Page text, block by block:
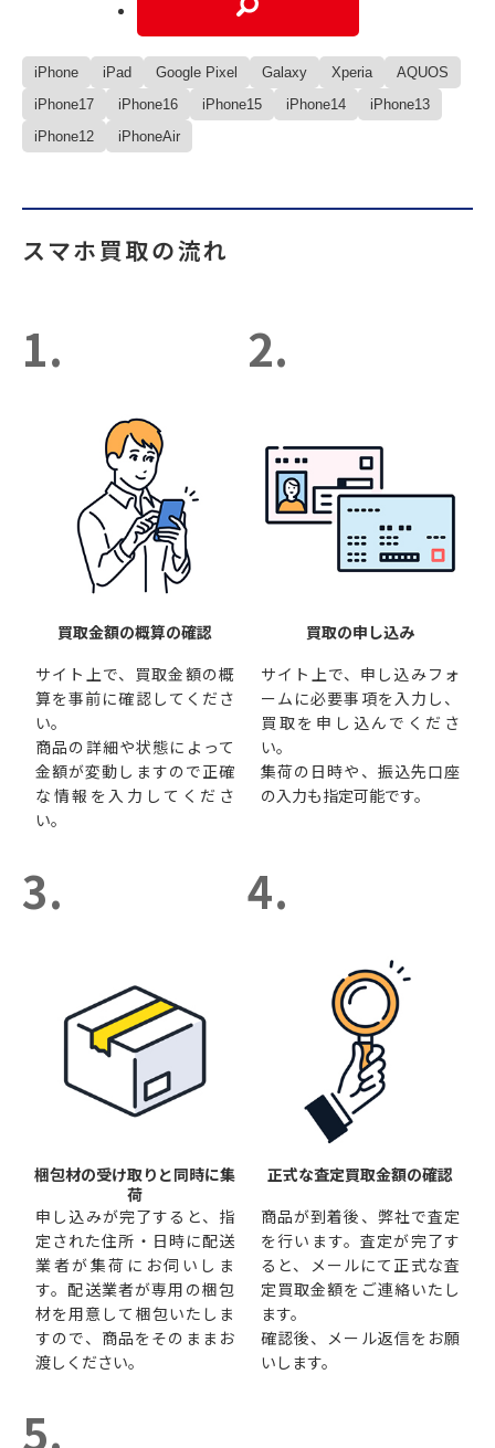
iPhone iPad Google Pixel Galaxy Xperia
AQUOS
iPhone17
iPhone16 iPhone15 iPhone14
iPhone13
iPhone12
iPhoneAir
スマホ買取の流れ
1.
買取金額の概算の確認
サイト上で、買取金額の概
算を事前に確認してくださ
い。
商品の詳細や状態によって
金額が変動しますので正確
な情報を入力してくださ
い。
2.
買取の申し込み
サイト上で、申し込みフォ
ームに必要事項を入力し、
買取を申し込んでくださ
い。
集荷の日時や、振込先口座
の入力も指定可能です。
3.
梱包材の受け取りと同時に集
荷
申し込みが完了すると、指
定された住所・日時に配送
業者が集荷にお伺いしま
す。配送業者が専用の梱包
材を用意して梱包いたしま
すので、商品をそのままお
渡しください。
4.
正式な査定買取金額の確認
商品が到着後、弊社で査定
を行います。査定が完了す
ると、メールにて正式な査
定買取金額をご連絡いたし
ます。
確認後、メール返信をお願
いします。
5.